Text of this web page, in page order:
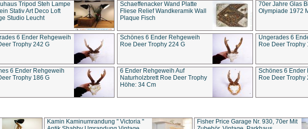
Tripod Steh Lampe
Stativ Art Deco Loft
Studio Leucht
Schaeffenacker Wand Platte
Fliese Relief Wandkeramik Wall
Plaque Fisch
70er Jahre Glas
Olympiade 1972
6 Ender Rehgeweih
Trophy 242 G
Schönes 6 Ender Rehgeweih
Roe Deer Trophy 224 G
Ungerades 6
Roe Deer Trophy
6 Ender Rehgeweih
Trophy 186 G
6 Ender Rehgeweih Auf
Naturholzbrett Roe Deer Trophy
Höhe: 34 Cm
Schönes 6 Ender
Roe Deer Trophy
Kamin Kaminumrandung " Victoria "
Fisher Price Garage Nr. 930, 70er Mit